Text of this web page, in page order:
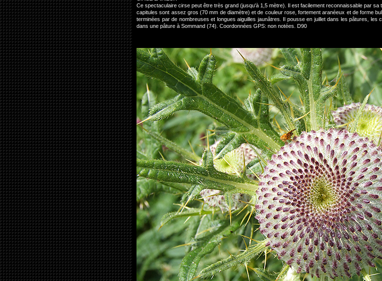
Ce spectaculaire cirse peut être très grand (jusqu'à 1,5 mètre). Il est facilement reconnaissable par
capitules sont assez gros (70 mm de diamètre) et de couleur rose, fortement aranéeux et de forme
terminées par de nombreuses et longues aiguilles jaunâtres. Il pousse en juillet dans les pâtures, les
dans une pâture à Sommand (74). Coordonnées GPS: non notées. D90